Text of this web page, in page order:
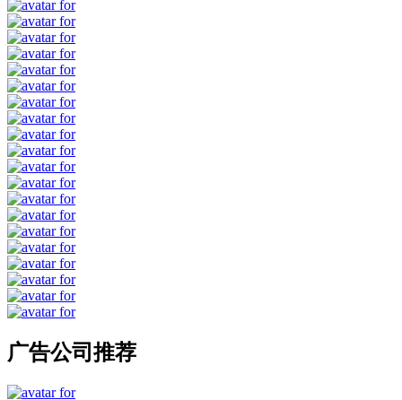
广告公司推荐